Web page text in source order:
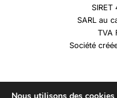
SIRET
SARL au
TVA
Société